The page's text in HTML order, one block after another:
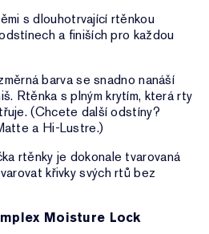
s dlouhotrvající rtěnkou
a finiších pro každou
barva se snadno nanáší
Rtěnka s plným krytím, která rty
(Chcete další odstíny?
a Hi-Lustre.)
rtěnky je dokonale tvarovaná
křivky svých rtů bez
Moisture Lock